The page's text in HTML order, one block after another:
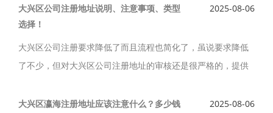
以新设立，迁址，批税控，可以协助办理地址方面的服务。
大兴区公司注册地址说明、注意事项、类型
选择！
2025-08-06
大兴区公司注册要求降低了而且流程也简化了，虽说要求降低
了不少，但对大兴区公司注册地址的审核还是很严格的，提供
常，可以申请税控机，大兴区公司注册地址说明、注意事项、
大兴区瀛海注册地址应该注意什么？多少钱
2025-08-06